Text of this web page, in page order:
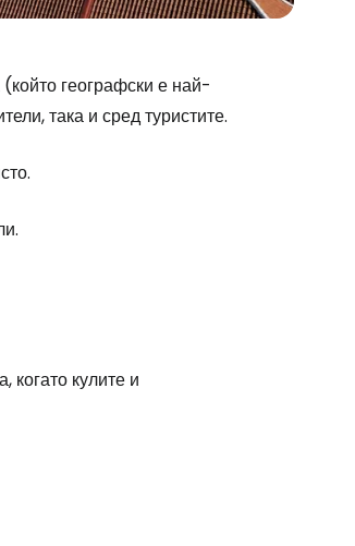
географски е най-
така и сред туристите.
когато кулите и